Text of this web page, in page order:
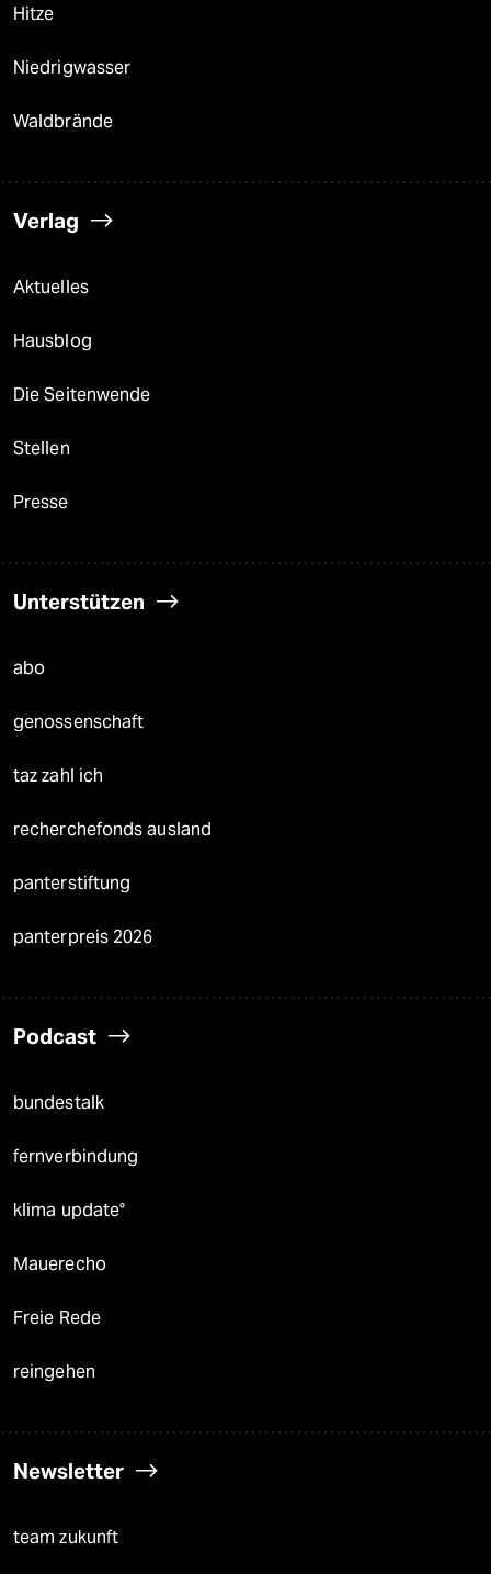
Hitze
Niedrigwasser
Waldbrände
Verlag
Aktuelles
Hausblog
Die Seitenwende
Stellen
Presse
Unterstützen
abo
genossenschaft
taz zahl ich
recherchefonds ausland
panterstiftung
panterpreis 2026
Podcast
bundestalk
fernverbindung
klima update°
Mauerecho
Freie Rede
reingehen
Newsletter
team zukunft